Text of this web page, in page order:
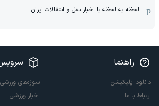
لحظه به لحظه با اخبار نقل و انتقالات ایران
راهنما
دانلود اپلیکیشن
ارتباط با ما
سوژه‌های
اخبار ورزشی